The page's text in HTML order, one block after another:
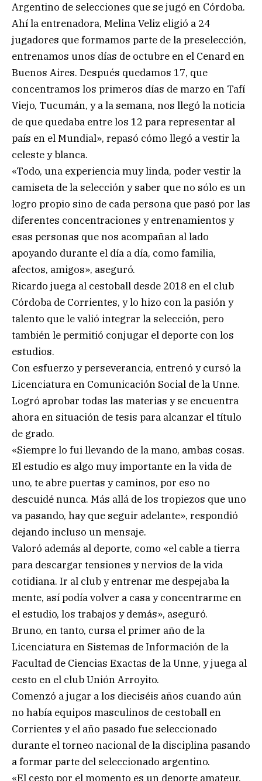
Argentino de selecciones que se jugó en Córdoba.
Ahí la entrenadora, Melina Veliz eligió a 24
jugadores que formamos parte de la preselección,
entrenamos unos días de octubre en el Cenard en
Buenos Aires. Después quedamos 17, que
concentramos los primeros días de marzo en Tafí
Viejo, Tucumán, y a la semana, nos llegó la noticia
de que quedaba entre los 12 para representar al
país en el Mundial», repasó cómo llegó a vestir la
celeste y blanca.
«Todo, una experiencia muy linda, poder vestir la
camiseta de la selección y saber que no sólo es un
logro propio sino de cada persona que pasó por las
diferentes concentraciones y entrenamientos y
esas personas que nos acompañan al lado
apoyando durante el día a día, como familia,
afectos, amigos», aseguró.
Ricardo juega al cestoball desde 2018 en el club
Córdoba de Corrientes, y lo hizo con la pasión y
talento que le valió integrar la selección, pero
también le permitió conjugar el deporte con los
estudios.
Con esfuerzo y perseverancia, entrenó y cursó la
Licenciatura en Comunicación Social de la Unne.
Logró aprobar todas las materias y se encuentra
ahora en situación de tesis para alcanzar el título
de grado.
«Siempre lo fui llevando de la mano, ambas cosas.
El estudio es algo muy importante en la vida de
uno, te abre puertas y caminos, por eso no
descuidé nunca. Más allá de los tropiezos que uno
va pasando, hay que seguir adelante», respondió
dejando incluso un mensaje.
Valoró además al deporte, como «el cable a tierra
para descargar tensiones y nervios de la vida
cotidiana. Ir al club y entrenar me despejaba la
mente, así podía volver a casa y concentrarme en
el estudio, los trabajos y demás», aseguró.
Bruno, en tanto, cursa el primer año de la
Licenciatura en Sistemas de Información de la
Facultad de Ciencias Exactas de la Unne, y juega al
cesto en el club Unión Arroyito.
Comenzó a jugar a los dieciséis años cuando aún
no había equipos masculinos de cestoball en
Corrientes y el año pasado fue seleccionado
durante el torneo nacional de la disciplina pasando
a formar parte del seleccionado argentino.
«El cesto por el momento es un deporte amateur,